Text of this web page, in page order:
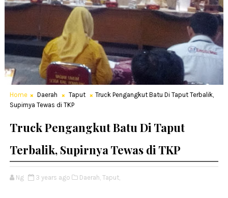
Home Daerah Taput
Truck Pengangkut Batu Di Taput Terbalik,
Supirnya Tewas di TKP
Truck Pengangkut Batu Di Taput
Terbalik, Supirnya Tewas di TKP
Ng 3 years ago Daerah, Taput,